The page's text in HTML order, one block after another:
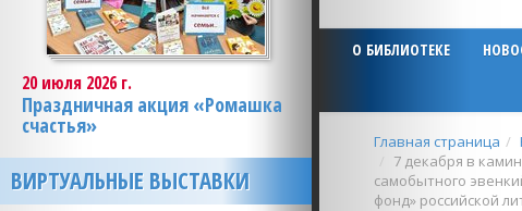
О БИБЛИОТЕКЕ
Главная страница
7 декабря в
самобытного
фонд» российской
20 июля 2026 г.
Праздничная акция «Ромашка
счастья»
ВИРТУАЛЬНЫЕ ВЫСТАВКИ